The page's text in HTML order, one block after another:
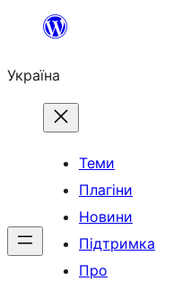
Перейти
вмісту
Україна
Теми
Плагіни
Новини
Підтримка
Про